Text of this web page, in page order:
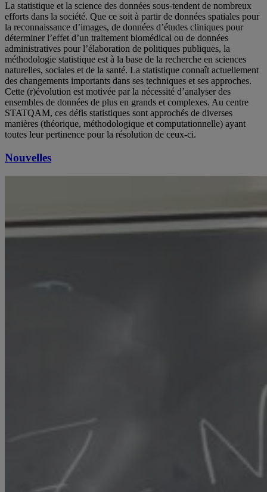
La statistique et la science des données sous-tendent de nombreux
efforts dans la société. Que ce soit à partir de données spatiales pour
la reconnaissance d’images, de données d’études cliniques pour
déterminer l’effet d’un traitement biomédical ou de données
administratives pour l’élaboration de politiques publiques, la
méthodologie statistique est à la base de la recherche en sciences
naturelles, sociales et de la santé. La statistique connaît actuellement
des changements importants dans ses techniques et ses approches.
Cette (r)évolution est motivée par la nécessité d’analyser des
ensembles de données de plus en grands et complexes. Au centre
STATQAM, ces défis statistiques sont approchés de diverses
manières (théorique, méthodologique et computationnelle) ayant
toutes leur pertinence pour la résolution de ceux-ci.
Nouvelles